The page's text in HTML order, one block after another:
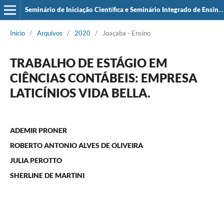
Seminário de Iniciação Científica e Seminário Integrado de Ensino, Pesquisa e Extensão (SIEPE)
Início / Arquivos / 2020 / Joaçaba - Ensino
TRABALHO DE ESTÁGIO EM
CIÊNCIAS CONTÁBEIS: EMPRESA
LATICÍNIOS VIDA BELLA.
ADEMIR PRONER
ROBERTO ANTONIO ALVES DE OLIVEIRA
JULIA PEROTTO
SHERLINE DE MARTINI